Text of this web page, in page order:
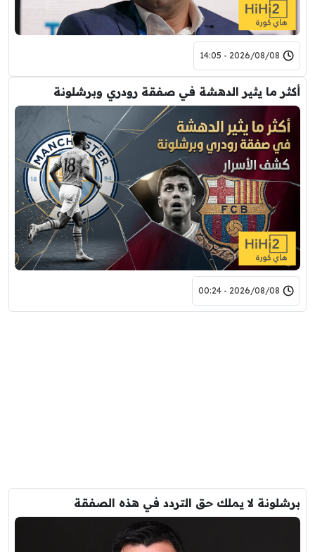
2026/08/08 - 14:05
أكثر ما يثير الدهشة في صفقة رودري وبرشلونة
2026/08/08 - 00:24
برشلونة لا يملك حق التردد في هذه الصفقة